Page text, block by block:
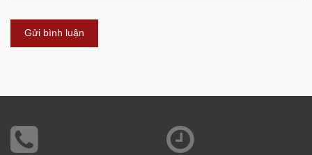
Gửi bình luận